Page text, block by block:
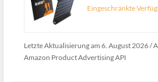
Eingeschränkte
Letzte Aktualisierung am 6. August 2026 /
Amazon Product Advertising API